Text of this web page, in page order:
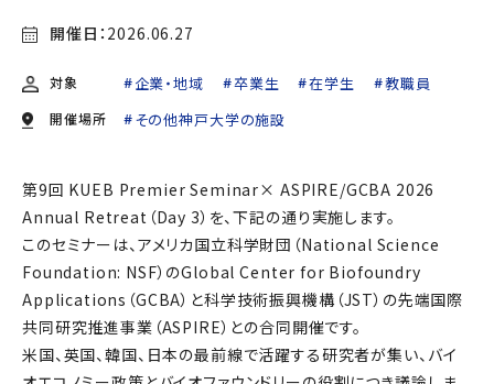
開催日： 2026.06.27
対象 企業・地域 卒業生 在学生 教職員
開催場所 その他神戸大学の施設
第9回 KUEB Premier Seminar× ASPIRE/GCBA 2026
Annual Retreat（Day 3）を、下記の通り実施します。
このセミナーは、アメリカ国立科学財団（National Science
Foundation: NSF）のGlobal Center for Biofoundry
Applications（GCBA）と科学技術振興機構（JST）の先端国際
共同研究推進事業（ASPIRE）との合同開催です。
米国、英国、韓国、日本の最前線で活躍する研究者が集い、バイ